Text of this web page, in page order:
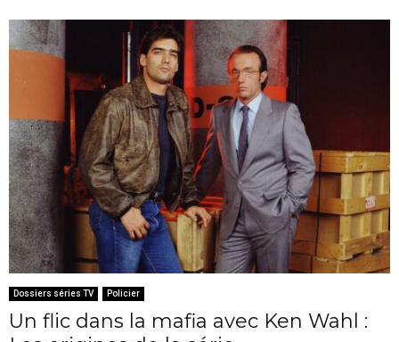
Dossiers séries TV Policier
Un flic dans la mafia avec Ken Wahl :